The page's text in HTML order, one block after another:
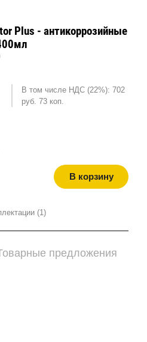
Plus - антикоррозийные
В том числе НДС (22%): 702
руб. 73 коп.
В корзину
(1)
Товарные предложения